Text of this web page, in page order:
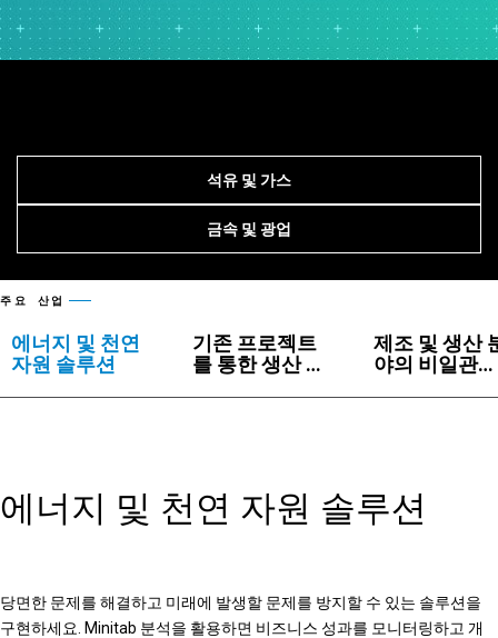
석유 및 가스
금속 및 광업
주요 산업
에너지 및 천연
자원 솔루션
기존 프로젝트
를 통한 생산 증
제조 및 생산
야의 비일관성
에너지 및 천연 자원 솔루션
당면한 문제를 해결하고 미래에 발생할 문제를 방지할 수 있는 솔루션을
구현하세요. Minitab 분석을 활용하면 비즈니스 성과를 모니터링하고 개